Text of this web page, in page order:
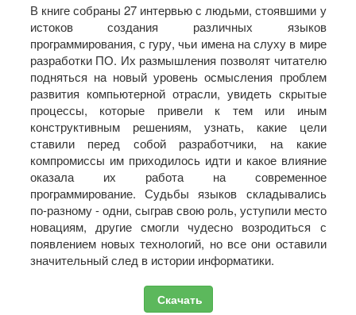
В книге собраны 27 интервью с людьми, стоявшими у
истоков создания различных языков
программирования, с гуру, чьи имена на слуху в мире
разработки ПО. Их размышления позволят читателю
подняться на новый уровень осмысления проблем
развития компьютерной отрасли, увидеть скрытые
процессы, которые привели к тем или иным
конструктивным решениям, узнать, какие цели
ставили перед собой разработчики, на какие
компромиссы им приходилось идти и какое влияние
оказала их работа на современное
программирование. Судьбы языков складывались
по-разному - одни, сыграв свою роль, уступили место
новациям, другие смогли чудесно возродиться с
появлением новых технологий, но все они оставили
значительный след в истории информатики.
Скачать